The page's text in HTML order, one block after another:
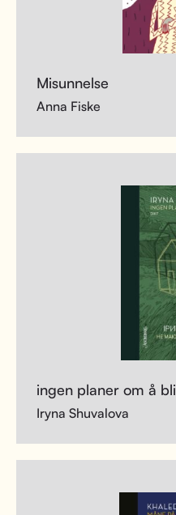
Misunnelse
Anna Fiske
ingen planer om å bli
Iryna Shuvalova